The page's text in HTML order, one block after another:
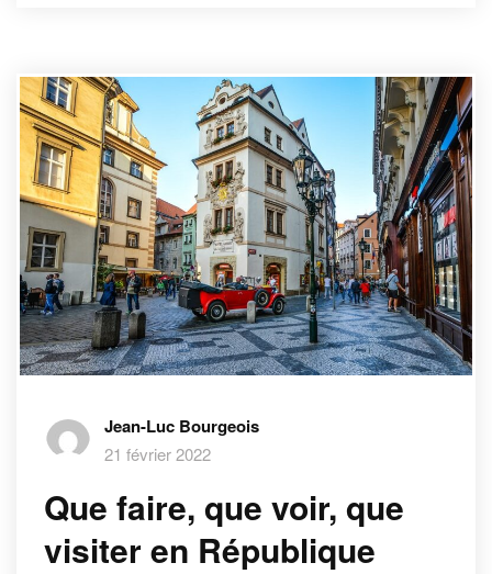
Jean-Luc Bourgeois
21 février 2022
Que faire, que voir, que
visiter en République